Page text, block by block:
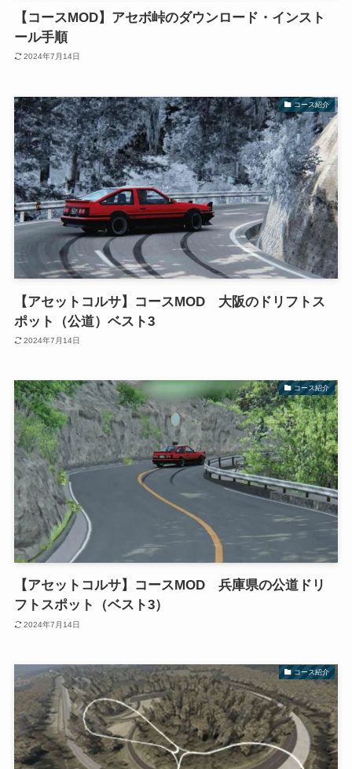
【コースMOD】アセボ峠のダウンロード・インスト
ール手順
2024年7月14日
コース紹介
【アセットコルサ】コースMOD 大阪のドリフトス
ポット（公道）ベスト3
2024年7月14日
コース紹介
【アセットコルサ】コースMOD 兵庫県の公道ドリ
フトスポット（ベスト3）
2024年7月14日
コース紹介